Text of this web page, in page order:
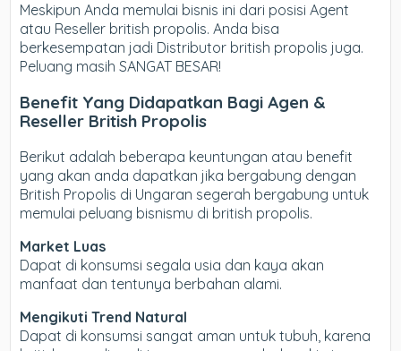
Meskipun Anda memulai bisnis ini dari posisi Agent
atau Reseller british propolis. Anda bisa
berkesempatan jadi Distributor british propolis juga.
Peluang masih SANGAT BESAR!
Benefit Yang Didapatkan Bagi Agen &
Reseller British Propolis
Berikut adalah beberapa keuntungan atau benefit
yang akan anda dapatkan jika bergabung dengan
British Propolis di Ungaran segerah bergabung untuk
memulai peluang bisnismu di british propolis.
Market Luas
Dapat di konsumsi segala usia dan kaya akan
manfaat dan tentunya berbahan alami.
Mengikuti Trend Natural
Dapat di konsumsi sangat aman untuk tubuh, karena